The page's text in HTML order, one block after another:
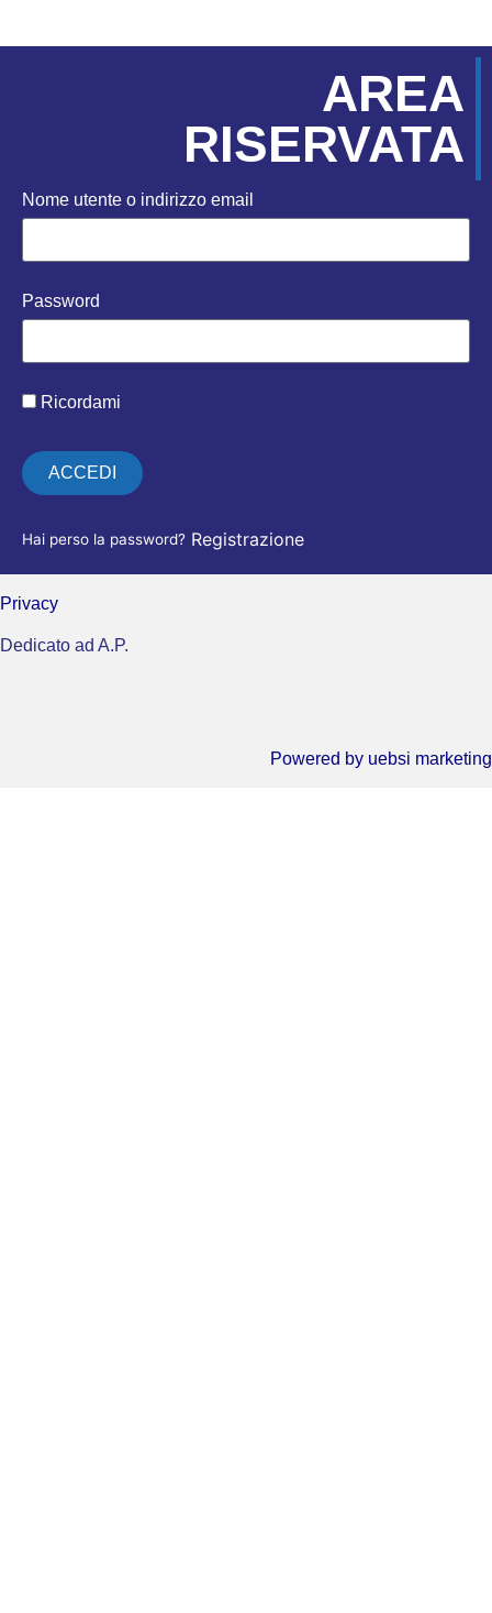
AREA
RISERVATA
Nome utente o indirizzo email
Password
Ricordami
ACCEDI
Hai perso la password? Registrazione
Privacy
Dedicato ad A.P.
Powered by uebsi marketing